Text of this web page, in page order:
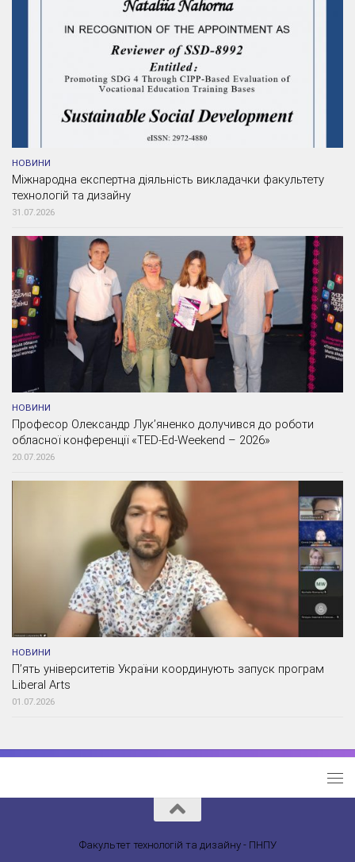
НОВИНИ
Міжнародна експертна діяльність викладачки факультету
технологій та дизайну
31.07.2026
НОВИНИ
Професор Олександр Лук’яненко долучився до роботи
обласної конференції «TED-Ed-Weekend – 2026»
20.07.2026
НОВИНИ
П’ять університетів України координують запуск програм
Liberal Arts
01.07.2026
Факультет технологій та дизайну - ПНПУ